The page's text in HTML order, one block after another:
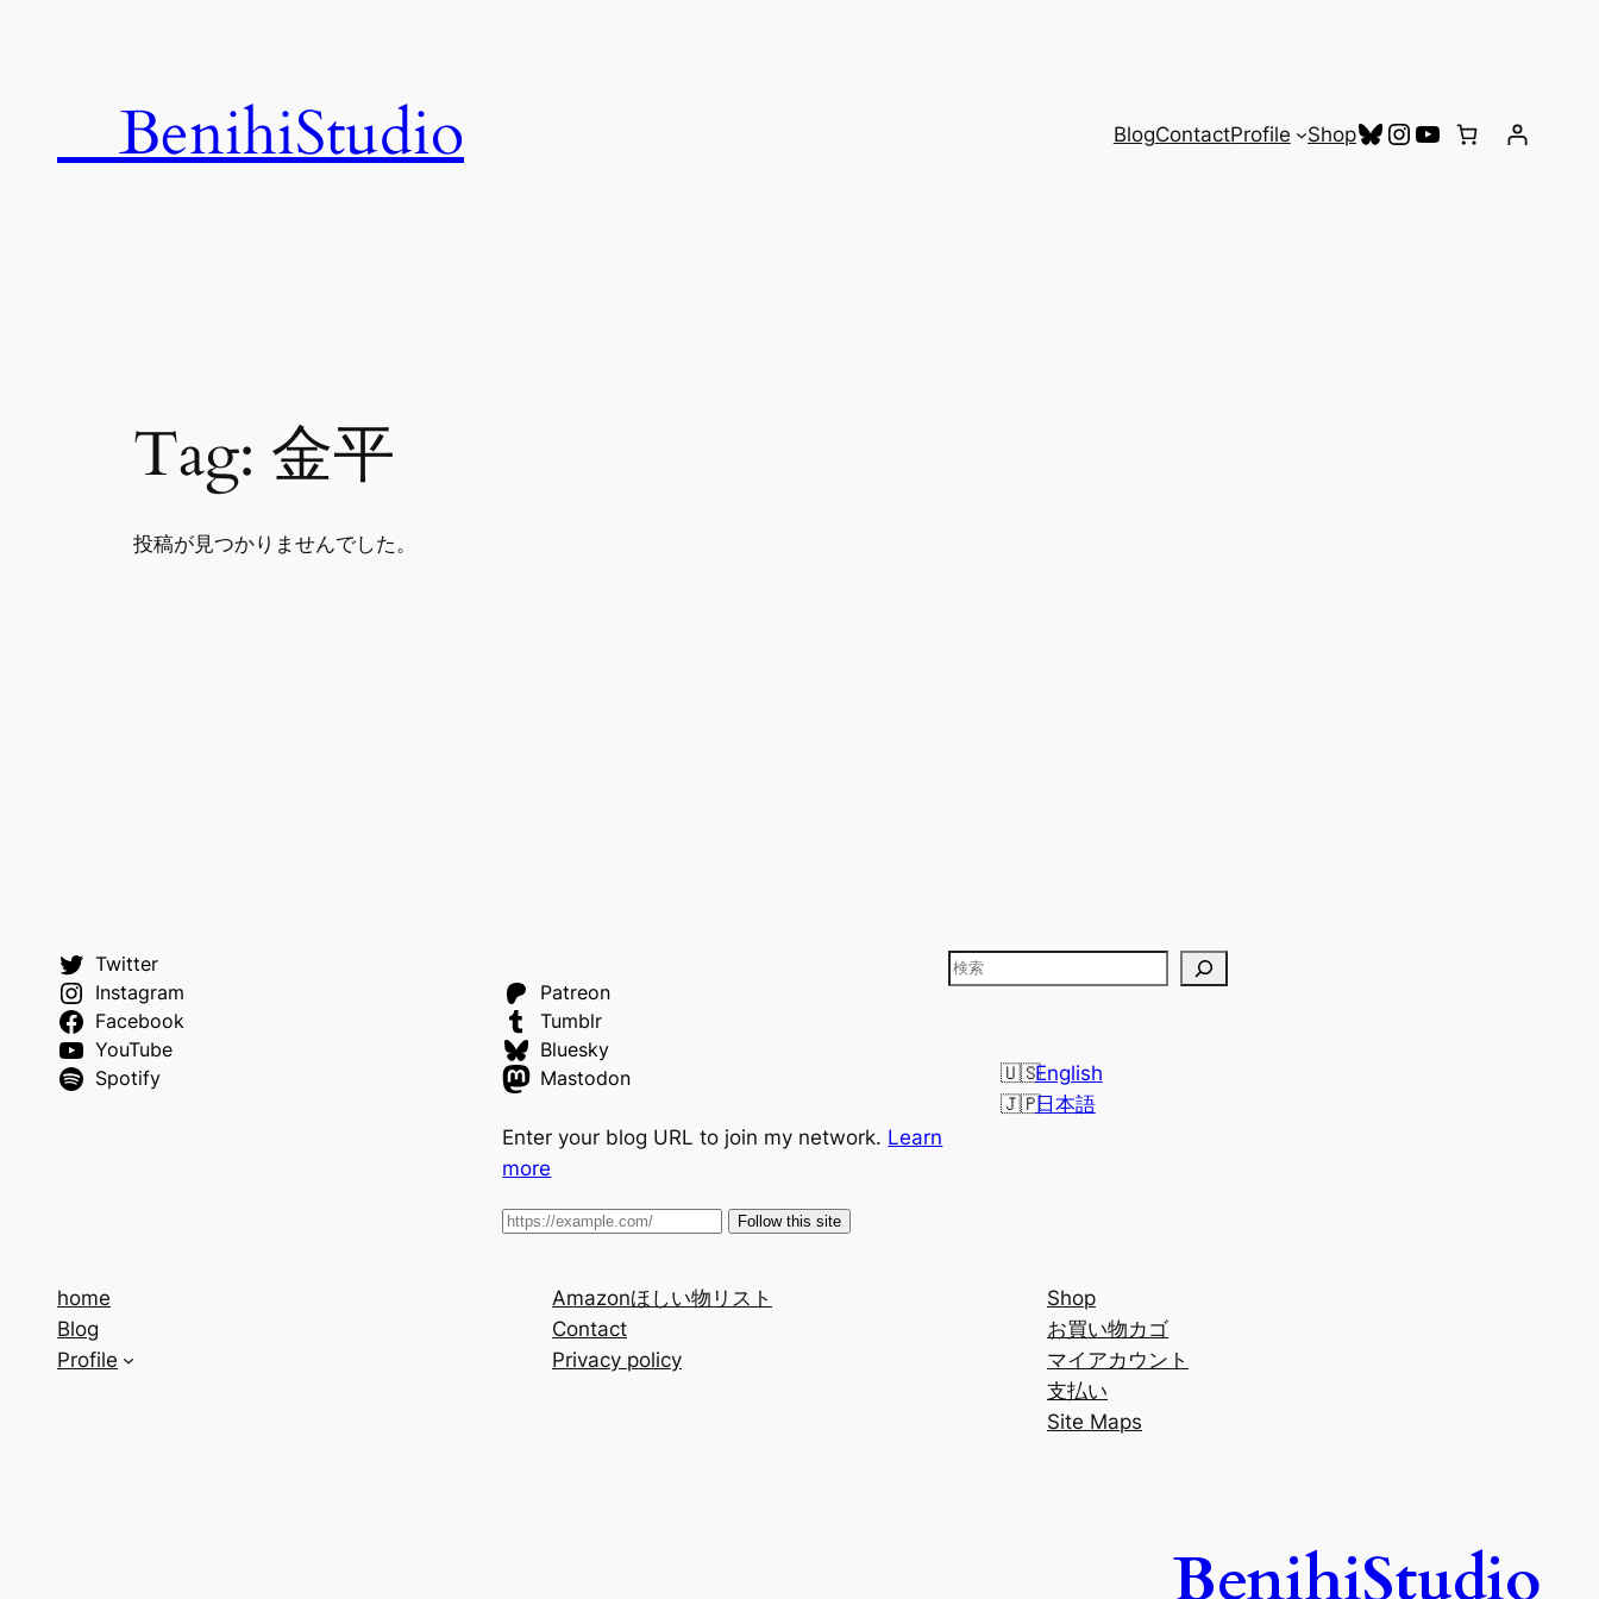
BenihiStudio BlogContactProfile ShopBluesky
Instagram
YouTube
Tag: 金平
投稿が見つかりませんでした。
Twitter
Instagram
Facebook
YouTube
Spotify
Patreon
Tumblr
Bluesky
Mastodon
Enter your blog URL to join my network. Learn
more
Follow this site
検
English
日本語
home
Blog
Profile
Amazonほしい物リスト
Contact
Privacy policy
Shop
お買い物カゴ
マイアカウント
支払い
Site Maps
BenihiStudio